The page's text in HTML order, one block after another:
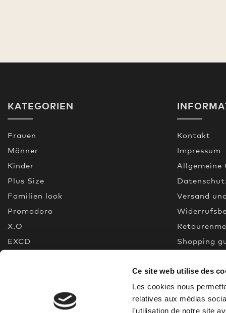
Ce site web utilise des
Les cookies nous
relatives aux médias
l'utilisation de notre site
KATEGORIEN
Frauen
Männer
Kinder
Plus Size
Familien look
Promodoro
X.O
EXCD
Kontakt
Impressum
Allgemeine
Versand
Shopping
Made In
Quality